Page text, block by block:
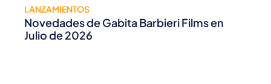
LANZAMIENTOS
Novedades de Gabita Barbieri Films en
Julio de 2026